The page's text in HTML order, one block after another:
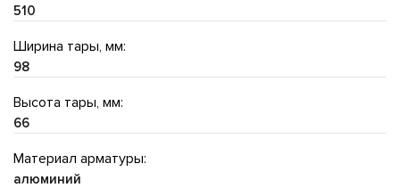
510
Ширина тары, мм:
98
Высота тары, мм:
66
Материал арматуры:
алюминий